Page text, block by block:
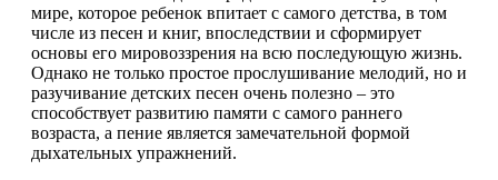
мире, которое ребенок впитает с самого детства, в том
числе из песен и книг, впоследствии и сформирует
основы его мировоззрения на всю последующую жизнь.
Однако не только простое прослушивание мелодий, но и
разучивание детских песен очень полезно – это
способствует развитию памяти с самого раннего
возраста, а пение является замечательной формой
дыхательных упражнений.